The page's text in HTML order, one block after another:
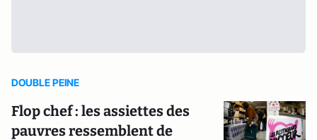
DOUBLE PEINE
Flop chef : les assiettes des
pauvres ressemblent de